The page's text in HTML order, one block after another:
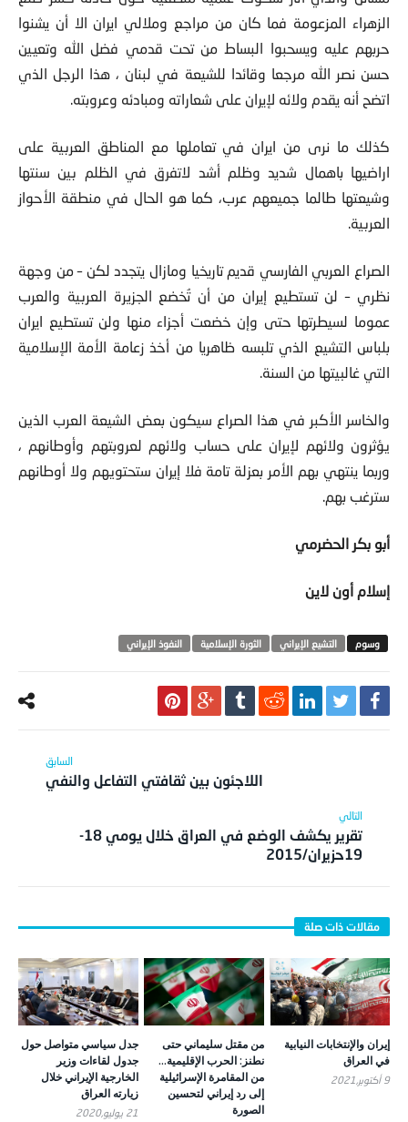
الزهراء المزعومة فما كان من مراجع وملالي ايران الا أن يشنوا
حربهم عليه ويسحبوا البساط من تحت قدمي فضل الله وتعيين
حسن نصر الله مرجعا وقائدا للشيعة في لبنان ، هذا الرجل الذي
اتضح أنه يقدم ولائه لإيران على شعاراته ومبادئه وعروبته.
كذلك ما نرى من ايران في تعاملها مع المناطق العربية على
اراضيها باهمال شديد وظلم أشد لاتفرق في الظلم بين سنتها
وشيعتها طالما جميعهم عرب، كما هو الحال في منطقة الأحواز
العربية.
الصراع العربي الفارسي قديم تاريخيا ومازال يتجدد لكن – من وجهة
نظري – لن تستطيع إيران من أن تُخضع الجزيرة العربية والعرب
عموما لسيطرتها حتى وإن خضعت أجزاء منها ولن تستطيع ايران
بلباس التشيع الذي تلبسه ظاهريا من أخذ زعامة الأمة الإسلامية
التي غالبيتها من السنة.
والخاسر الأكبر في هذا الصراع سيكون بعض الشيعة العرب الذين
يؤثرون ولائهم لإيران على حساب ولائهم لعروبتهم وأوطانهم ،
وربما ينتهي بهم الأمر بعزلة تامة فلا إيران ستحتويهم ولا أوطانهم
سترغب بهم.
أبو بكر الحضرمي
إسلام أون لاين
التشيع الإيراني الثورة الإسلامية النفوذ الإيراني
اللاجئون بين ثقافتي التفاعل والنفي
تقرير يكشف الوضع في العراق خلال يومي 18-
19حزيران/2015
إيران والإنتخابات النيابية
في العراق
9 أكتوبر,2021
من مقتل سليماني حتى
نطنز: الحرب الإقليمية…
من المقامرة الإسرائيلية
إلى رد إيراني لتحسين
الصورة
جدل سياسي متواصل حول
جدول لقاءات وزير
الخارجية الإيراني خلال
زيارته العراق
21 يوليو,2020